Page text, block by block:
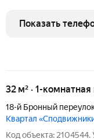
инфраструктурой.
домов-секций разной
Показать
32 м² · 1-
18-й Бронный
Квартал
Код объекта: